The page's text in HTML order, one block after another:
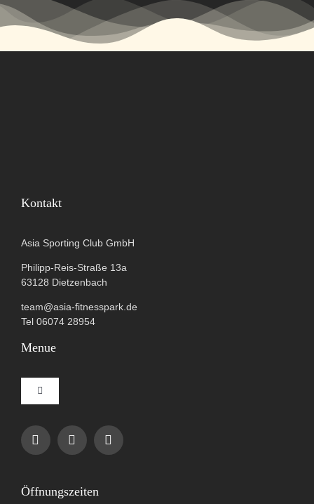
Kontakt
Asia Sporting Club GmbH
Philipp-Reis-Straße 13a
63128 Dietzenbach
team@asia-fitnesspark.de
Tel 06074 28954
Menue
Toggle
Navigation
Impressum
Öffnungszeiten